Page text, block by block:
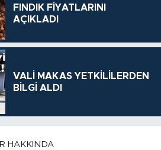
FINDIK FİYATLARINI
AÇIKLADI
VALİ MAKAS YETKİLİLERDEN
BİLGİ ALDI
HAKKINDA